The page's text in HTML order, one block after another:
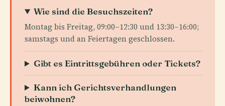
Wie sind die Besuchszeiten?
Montag bis Freitag, 09:00–12:30 und 13:30–16:00;
samstags und an Feiertagen geschlossen.
Gibt es Eintrittsgebühren oder Tickets?
Kann ich Gerichtsverhandlungen
beiwohnen?